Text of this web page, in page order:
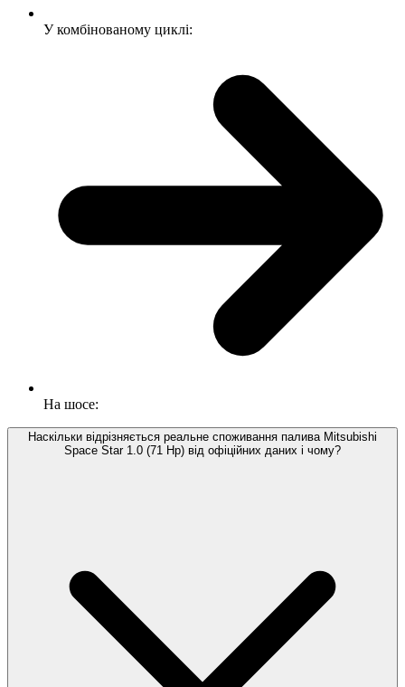
У комбінованому циклі:
На шосе:
Наскільки відрізняється реальне споживання палива Mitsubishi
Space Star 1.0 (71 Hp) від офіційних даних і чому?